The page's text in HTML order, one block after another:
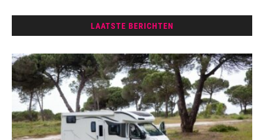
LAATSTE BERICHTEN